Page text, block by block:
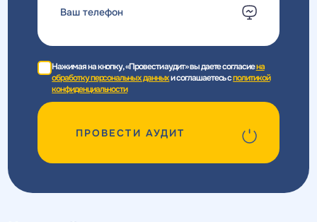
Нажимая на кнопку, «Провести аудит» вы даете согласиена
обработку персональных данныхи соглашаетесь cполитикой
конфиденциальности
ПРОВЕСТИ АУДИТ